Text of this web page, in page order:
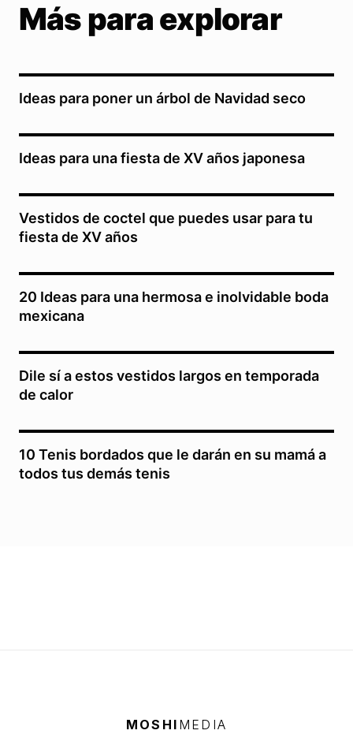
Más para explorar
Ideas para poner un árbol de Navidad seco
Ideas para una fiesta de XV años japonesa
Vestidos de coctel que puedes usar para tu
fiesta de XV años
20 Ideas para una hermosa e inolvidable boda
mexicana
Dile sí a estos vestidos largos en temporada
de calor
10 Tenis bordados que le darán en su mamá a
todos tus demás tenis
MOSHI MEDIA